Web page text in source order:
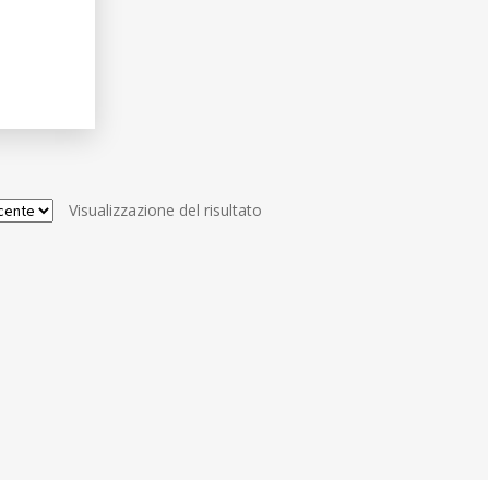
Visualizzazione del risultato